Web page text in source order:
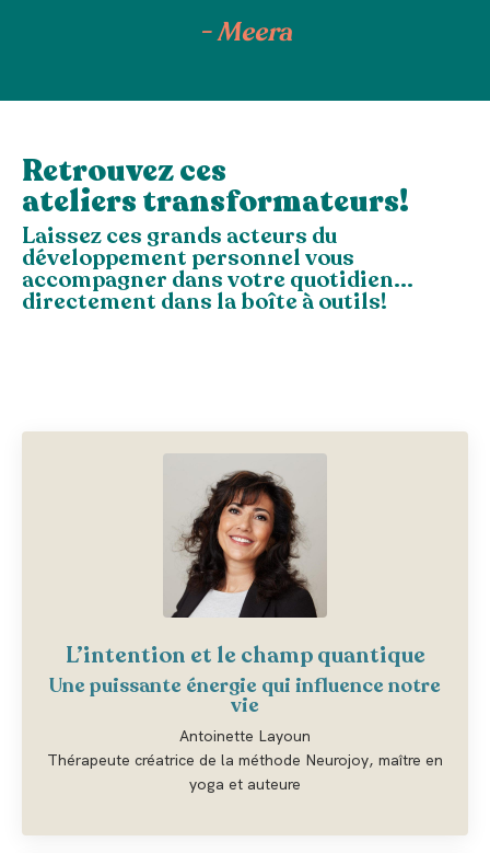
-Meera
Retrouvez ces
ateliers transformateurs!
Laissez ces grands acteurs du
développement personnel vous
accompagner dans votre quotidien...
directement dans la boîte à outils!
L’intention et le champ quantique
Une puissante énergie qui influence notre
vie
Antoinette Layoun
Thérapeute créatrice de la méthode Neurojoy, maître en
yoga et auteure